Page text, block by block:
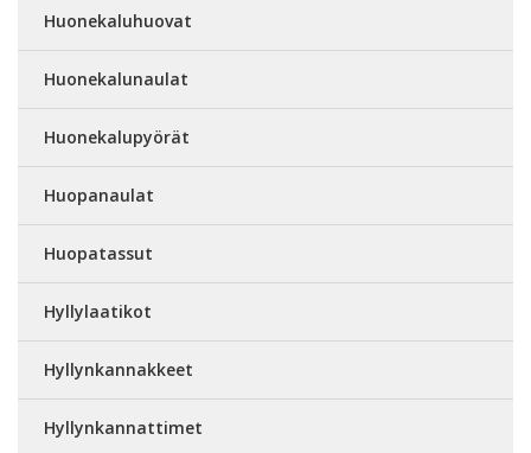
Huonekaluhuovat
Huonekalunaulat
Huonekalupyörät
Huopanaulat
Huopatassut
Hyllylaatikot
Hyllynkannakkeet
Hyllynkannattimet